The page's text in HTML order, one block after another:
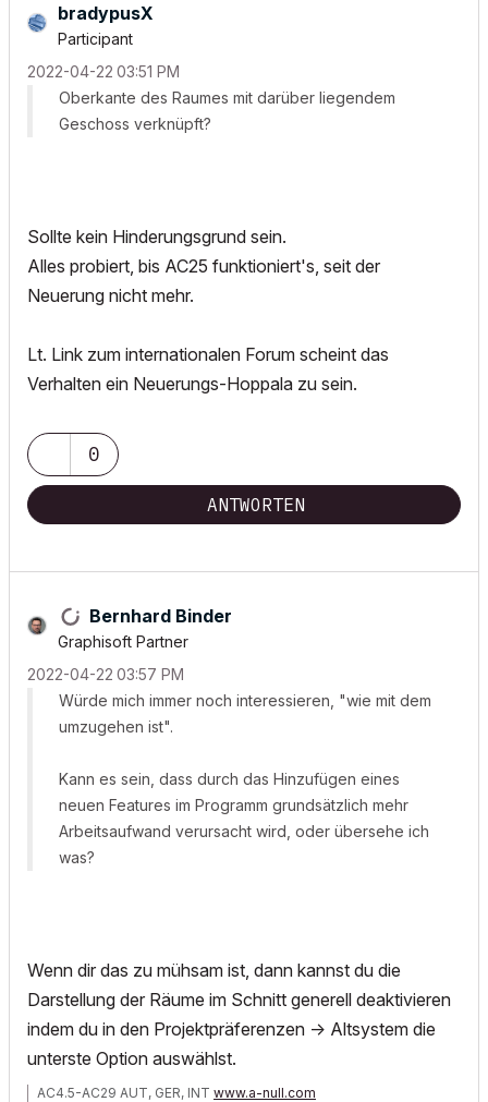
bradypusX
Participant
‎2022-04-22 03:51 PM
Oberkante des Raumes mit darüber liegendem
Geschoss verknüpft?
Sollte kein Hinderungsgrund sein.
Alles probiert, bis AC25 funktioniert's, seit der
Neuerung nicht mehr.
Lt. Link zum internationalen Forum scheint das
Verhalten ein Neuerungs-Hoppala zu sein.
0
ANTWORTEN
Bernhard Binder
Graphisoft Partner
‎2022-04-22 03:57 PM
Würde mich immer noch interessieren, "wie mit dem
umzugehen ist".
Kann es sein, dass durch das Hinzufügen eines
neuen Features im Programm grundsätzlich mehr
Arbeitsaufwand verursacht wird, oder übersehe ich
was?
Wenn dir das zu mühsam ist, dann kannst du die
Darstellung der Räume im Schnitt generell deaktivieren
indem du in den Projektpräferenzen -> Altsystem die
unterste Option auswählst.
AC4.5-AC29 AUT, GER, INT www.a-null.com